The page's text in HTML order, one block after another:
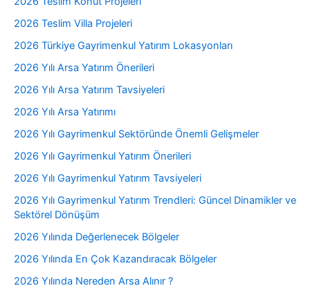
2026 Teslim Villa Projeleri
2026 Türkiye Gayrimenkul Yatırım Lokasyonları
2026 Yılı Arsa Yatırım Önerileri
2026 Yılı Arsa Yatırım Tavsiyeleri
2026 Yılı Arsa Yatırımı
2026 Yılı Gayrimenkul Sektöründe Önemli Gelişmeler
2026 Yılı Gayrimenkul Yatırım Önerileri
2026 Yılı Gayrimenkul Yatırım Tavsiyeleri
2026 Yılı Gayrimenkul Yatırım Trendleri: Güncel Dinamikler ve
Sektörel Dönüşüm
2026 Yılında Değerlenecek Bölgeler
2026 Yılında En Çok Kazandıracak Bölgeler
2026 Yılında Nereden Arsa Alınır ?